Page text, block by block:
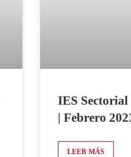
IES Sectorial
| Febrero
LEER MÁS